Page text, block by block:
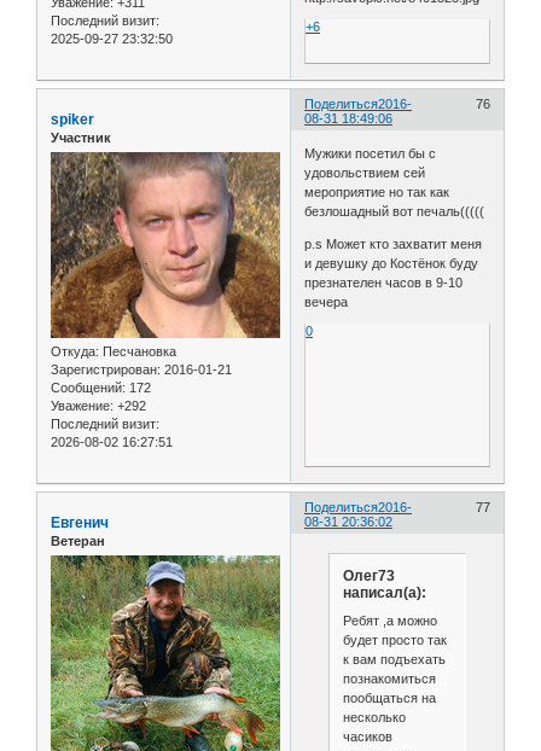
Последний визит:
2025-09-27 23:32:50
+6
Поделиться 76
2016-
08-31 18:49:06
spiker
Участник
Откуда: Песчановка
Зарегистрирован: 2016-01-21
Сообщений: 172
Уважение: +292
Последний визит:
2026-08-02 16:27:51
Мужики посетил бы с
удовольствием сей
мероприятие но так как
безлошадный вот печаль(((((
p.s Может кто захватит меня
и девушку до Костёнок буду
презнателен часов в 9-10
вечера
0
Поделиться 77
2016-
08-31 20:36:02
Евгенич
Ветеран
Олег73
написал(а):
Ребят ,а можно
будет просто так
к вам подъехать
познакомиться
пообщаться на
несколько
часиков